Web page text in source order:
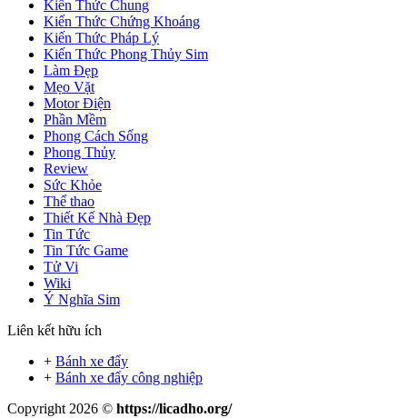
Kiến Thức Chung
Kiến Thức Chứng Khoáng
Kiến Thức Pháp Lý
Kiến Thức Phong Thủy Sim
Làm Đẹp
Mẹo Vặt
Motor Điện
Phần Mềm
Phong Cách Sống
Phong Thủy
Review
Sức Khỏe
Thể thao
Thiết Kế Nhà Đẹp
Tin Tức
Tin Tức Game
Tử Vi
Wiki
Ý Nghĩa Sim
Liên kết hữu ích
+ Bánh xe đẩy
+ Bánh xe đẩy công nghiệp
Copyright 2026 © https://licadho.org/